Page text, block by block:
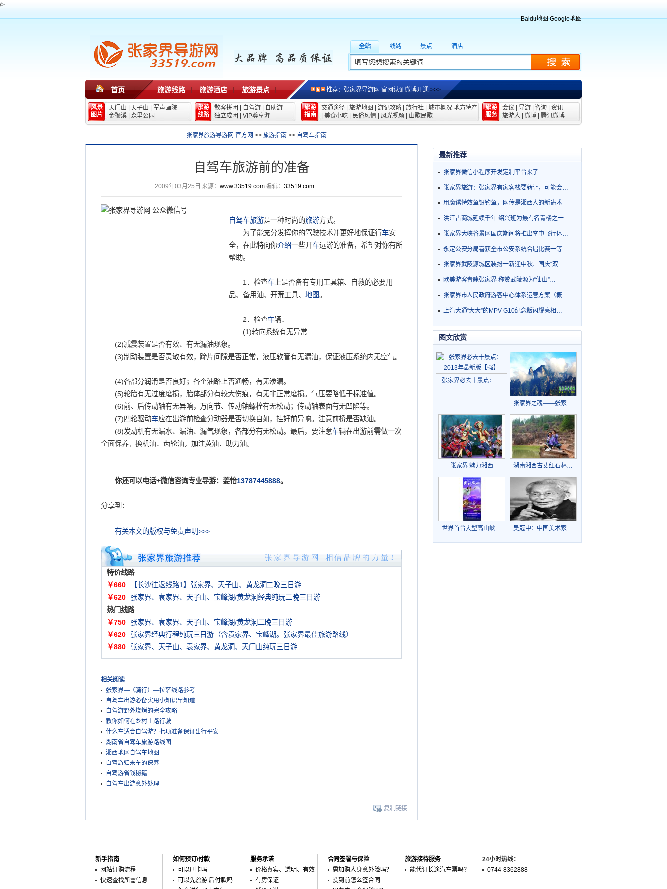
/>
Baidu地图 Google地图
全站 线路 景点 酒店
首页 旅游线路 旅游酒店 旅游景点 推荐：张家界导游网 官网认证微博开通>>>
风景
图片
天门山 天子山
军声画院
金鞭溪
森里公园
旅游
线路
散客拼团 自驾游
自助游
独立成团
VIP尊享游
旅游
指南
交通途径 旅游地图 游记攻略 旅行社 城市概况 地方特产
美食小吃 民俗风情 风光视频 山歌民歌
旅游
服务
会议 导游 咨询
资讯
旅游人
微博 腾讯微博
张家界旅游导游网 官方网 >> 旅游指南 >> 自驾车指南
自驾车旅游前的准备
2009年03月25日 来源： www.33519.com编辑： 33519.com
自驾车旅游是一种时尚的旅游方式。
为了能充分发挥你的驾驶技术并更好地保证行车安
全，在此特向你介绍一些开车远游的准备，希望对你有所
帮助。
1．检查车 上是否备有专用工具箱、自救的必要用
品、备用油、开荒工具、 地图。
2．检查车辆：
(1)转向系统有无异常
(2)减震装置是否有效、有无漏油现象。
(3)制动装置是否灵敏有效，蹄片间隙是否正常，液压软管有无漏油，保证液压系统内无空气。
(4)各部分润滑是否良好；各个油路上否通畅，有无渗漏。
(5)轮胎有无过度磨损，胎体部分有较大伤痕，有无非正常磨损。气压要略低于标准值。
(6)前、后传动轴有无异响，万向节、传动轴螺栓有无松动；传动轴表面有无凹陷等。
(7)四轮驱动车应在出游前检查分动器是否切换自如，挂好前异响。注意前桥是否缺油。
(8)发动机有无漏水、漏油、漏气现象，各部分有无松动。最后，要注意车辆在出游前需做一次
全面保养，换机油、齿轮油，加注黄油、助力油。
你还可以电话+微信咨询专业导游：姜怡13787445888。
分享到：
有关本文的版权与免责声明>>>
特价线路
￥660
【长沙往返线路1】张家界、天子山、黄龙洞二晚三日游
￥620
张家界、袁家界、天子山、宝峰湖/黄龙洞经典纯玩二晚三日游
热门线路
￥750
张家界、袁家界、天子山、宝峰湖/黄龙洞二晚三日游
￥620
张家界经典行程纯玩三日游（含袁家界、宝峰湖。张家界最佳旅游路线）
￥880
张家界、天子山、袁家界、黄龙洞、天门山纯玩三日游
相关阅读
张家界—（骑行）—拉萨线路参考
自驾车出游必备实用小知识早知道
自驾游野外烧烤的完全攻略
教你如何在乡村土路行驶
什么车适合自驾游？七项准备保证出行平安
湖南省自驾车旅游路线图
湘西地区自驾车地图
自驾游归来车的保养
自驾游省钱秘籍
自驾车出游意外处理
复制链接
最新推荐
张家界微信小程序开发定制平台来了
张家界旅游：张家界有家客栈要转让，可能会…
用魔诱特效鱼饵钓鱼，网传是湘西人的新蛊术
洪江古商城延续千年.绍兴班为最有名青楼之一
张家界大峡谷景区国庆期间将推出空中飞行体…
永定公安分局喜获全市公安系统合唱比赛一等…
张家界武陵源城区装扮一新迎中秋、国庆“双…
欧美游客青睐张家界 称赞武陵源为“仙山”…
张家界市人民政府游客中心体系运营方案（概…
上汽大通“大大”的MPV G10纪念版闪耀亮相…
图文欣赏
张家界必去十景点：…
张家界之魂——张家…
张家界 魅力湘西 湖南湘西古丈红石林…
世界首台大型高山峡… 吴冠中：中国美术家…
新手指南
网站订购流程
快速查找所需信息
如何预订/付款
可以刷卡吗
可以先旅游 后付款吗
服务承诺
价格真实、透明、有效
有房保证
合同签署与保险
需加购人身意外险吗？
没到前怎么签合同
旅游接待服务
能代订长途汽车票吗？
24小时热线：
0744-8362888